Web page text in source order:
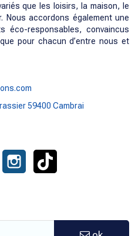
que les loisirs, la maison, le
Nous accordons également une
éco-responsables, convaincus
pour chacun d’entre nous et
59400 Cambrai
YouTube Instagram